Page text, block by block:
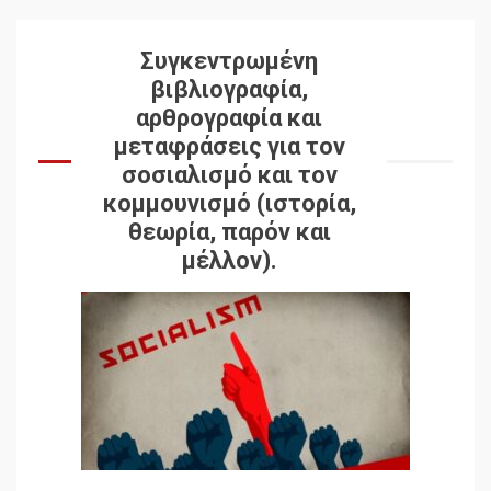
Συγκεντρωμένη
βιβλιογραφία,
αρθρογραφία και
μεταφράσεις για τον
σοσιαλισμό και τον
κομμουνισμό (ιστορία,
θεωρία, παρόν και
μέλλον).
Δωρεάν βιβλίο από το
Documento: Η μεγάλη
ληστεία και ο έλεγχος των
λαών
Η ένδεια της σοσιαλιστικής
σκέψης: Η